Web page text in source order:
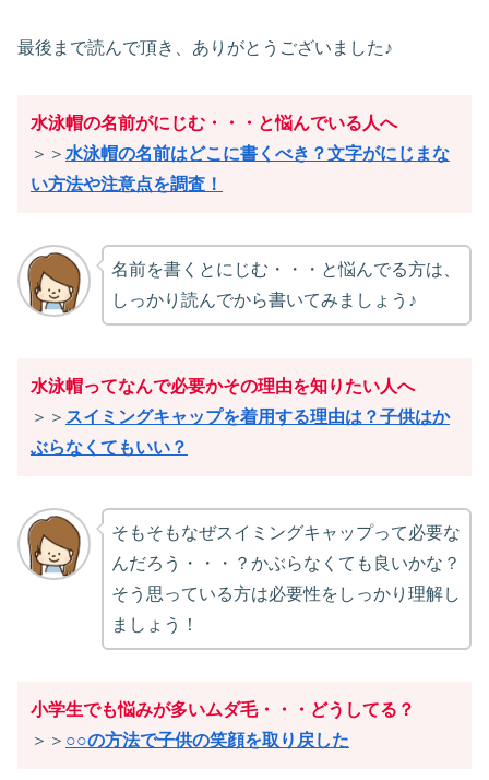
最後まで読んで頂き、ありがとうございました♪
水泳帽の名前がにじむ・・・と悩んでいる人へ
＞＞ 水泳帽の名前はどこに書くべき？文字がにじまな
い方法や注意点を調査！
名前を書くとにじむ・・・と悩んでる方は、
しっかり読んでから書いてみましょう♪
水泳帽ってなんで必要かその理由を知りたい人へ
＞＞ スイミングキャップを着用する理由は？子供はか
ぶらなくてもいい？
そもそもなぜスイミングキャップって必要な
んだろう・・・？かぶらなくても良いかな？
そう思っている方は必要性をしっかり理解し
ましょう！
小学生でも悩みが多いムダ毛・・・どうしてる？
＞＞ ○○の方法で子供の笑顔を取り戻した